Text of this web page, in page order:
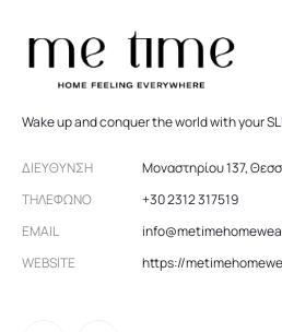
Wake up and conquer the world with your
ΔΙΕΎΘΥΝΣΗ
Μοναστηρίου 137,
ΤΗΛΈΦΩΝΟ
+30 2312 317519
EMAIL
WEBSITE
https://